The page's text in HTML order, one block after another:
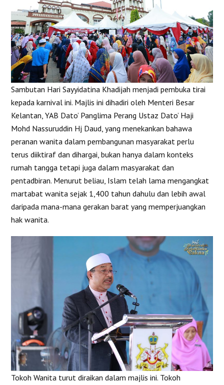
Sambutan Hari Sayyidatina Khadijah menjadi pembuka tirai
kepada karnival ini. Majlis ini dihadiri oleh Menteri Besar
Kelantan, YAB Dato’ Panglima Perang Ustaz Dato’ Haji
Mohd Nassuruddin Hj Daud, yang menekankan bahawa
peranan wanita dalam pembangunan masyarakat perlu
terus diiktiraf dan dihargai, bukan hanya dalam konteks
rumah tangga tetapi juga dalam masyarakat dan
pentadbiran. Menurut beliau, Islam telah lama mengangkat
martabat wanita sejak 1,400 tahun dahulu dan lebih awal
daripada mana-mana gerakan barat yang memperjuangkan
hak wanita.
Tokoh Wanita turut diraikan dalam majlis ini. Tokoh